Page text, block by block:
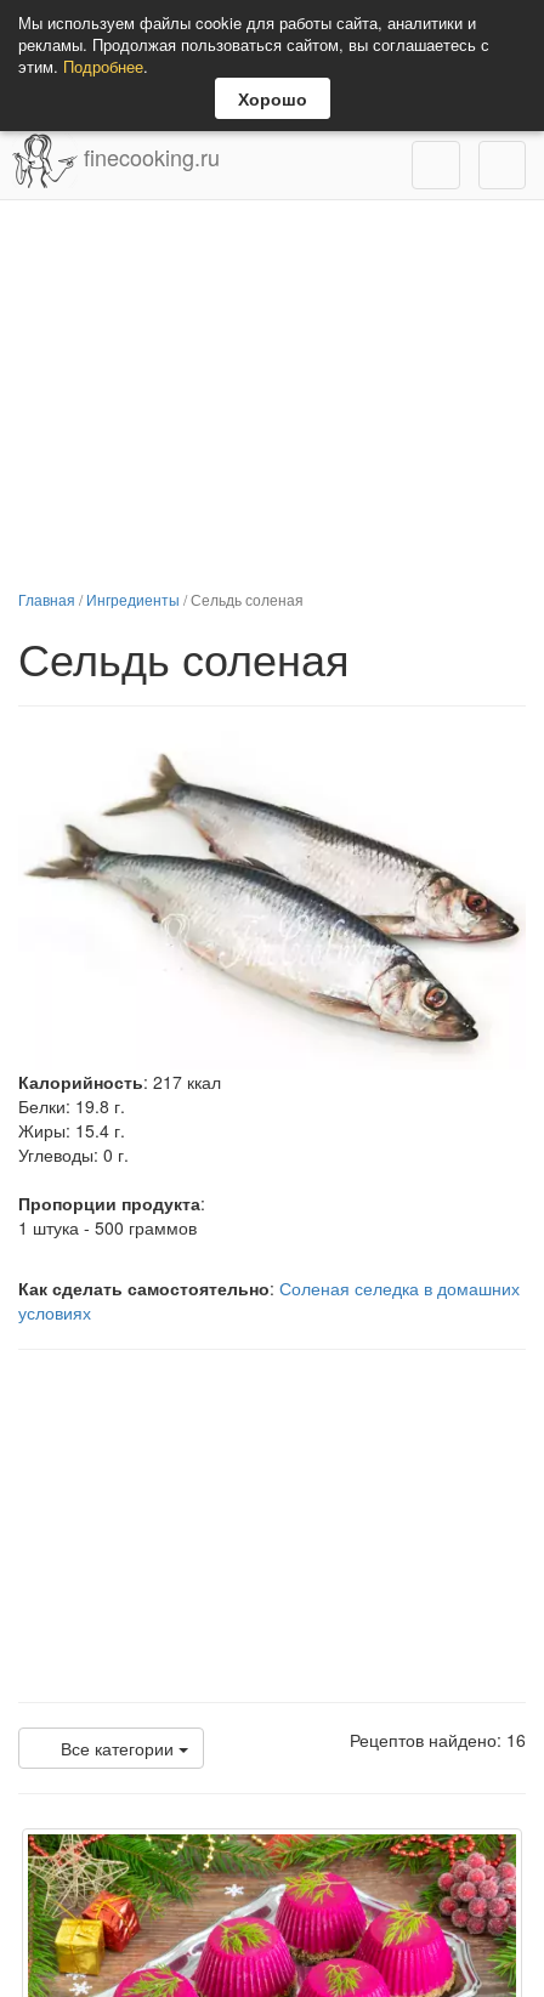
Мы используем файлы cookie для работы сайта, аналитики и
рекламы. Продолжая пользоваться сайтом, вы соглашаетесь с
этим. Подробнее.
Хорошо
finecooking.ru
Главная /Ингредиенты /Сельдь соленая
Сельдь соленая
Калорийность: 217 ккал
Белки: 19.8 г.
Жиры: 15.4 г.
Углеводы: 0 г.
Пропорции продукта:
1 штука - 500 граммов
Как сделать самостоятельно: Соленая селедка в домашних
условиях
Все категории Рецептов найдено: 16